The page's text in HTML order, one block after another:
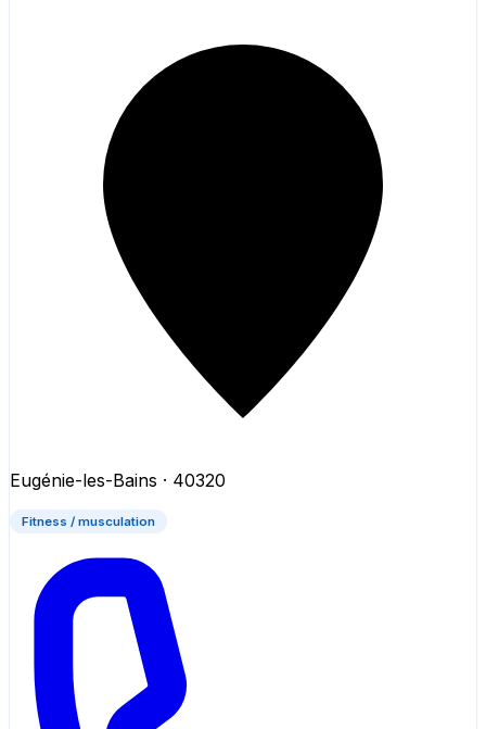
Eugénie-les-Bains · 40320
Fitness / musculation